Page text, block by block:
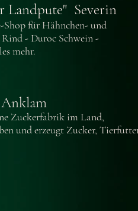
Landpute" Severin
für Hähnchen- und
- Duroc Schwein -
mehr.
Zuckerfabrik im Land,
und erzeugt Zucker,